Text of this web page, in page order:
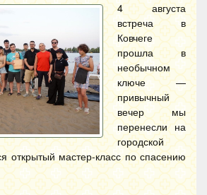
4 августа
встреча в
Ковчеге
прошла в
необычном
ключе —
привычный
вечер мы
перенесли на
городской
открытый мастер-класс по спасению